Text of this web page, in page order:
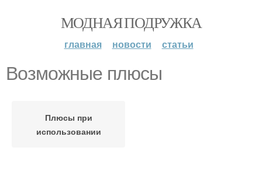
МОДНАЯ ПОДРУЖКА
главная новости статьи
Возможные плюсы
Плюсы при
использовании